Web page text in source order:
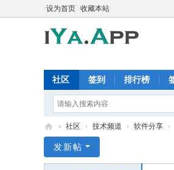
设为首页 收藏本站
社区 签到 排行榜
a.
» 社区 › 技术频道 › 软件分享 ›
发新帖